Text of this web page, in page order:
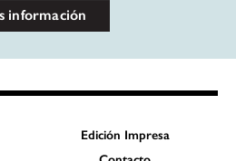
información
Edición Impresa